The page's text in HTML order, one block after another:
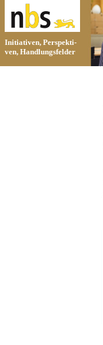
Ini­tia­ti­ven, Per­spek­ti­
ven, Hand­lungs­fel­der